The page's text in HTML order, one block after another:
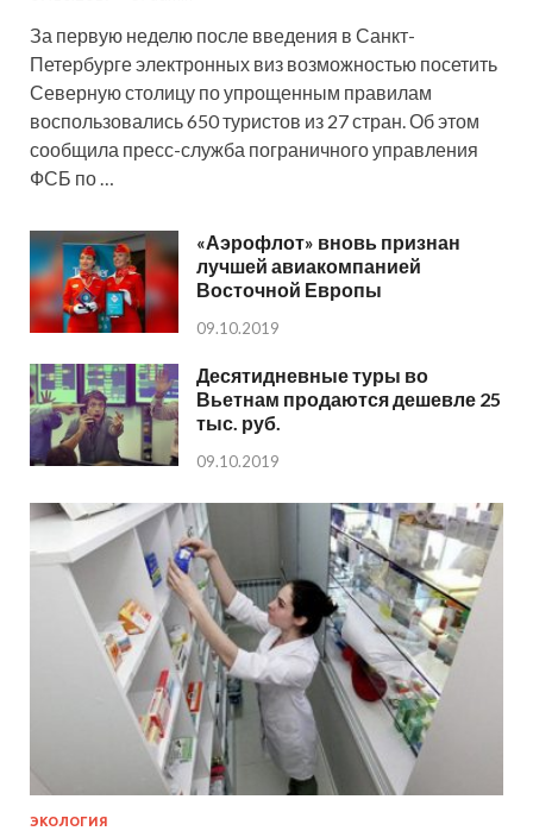
За первую неделю после введения в Санкт-
Петербурге электронных виз возможностью посетить
Северную столицу по упрощенным правилам
воспользовались 650 туристов из 27 стран. Об этом
сообщила пресс-служба пограничного управления
ФСБ по …
«Аэрофлот» вновь признан
лучшей авиакомпанией
Восточной Европы
09.10.2019
Десятидневные туры во
Вьетнам продаются дешевле 25
тыс. руб.
09.10.2019
ЭКОЛОГИЯ